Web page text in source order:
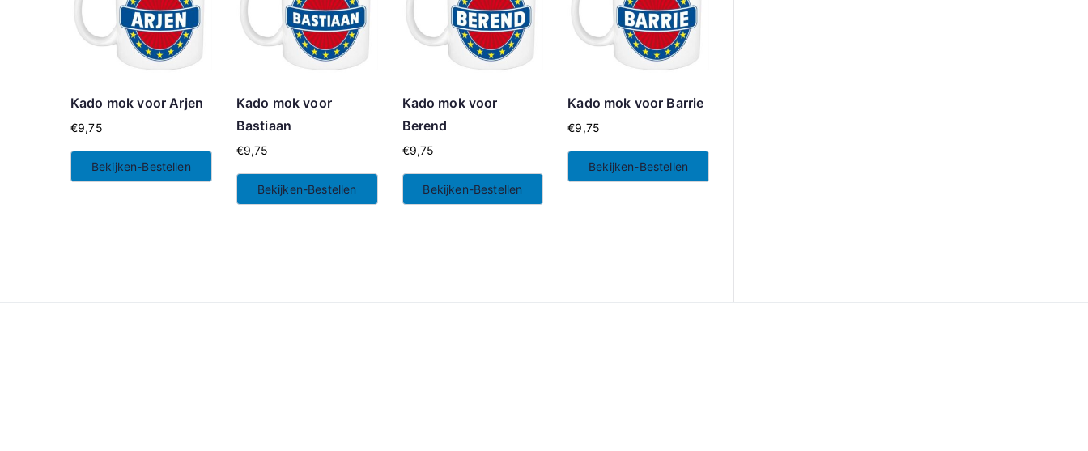
Kado mok voor Arjen
€9,75
Bekijken-Bestellen
Kado mok voor
Bastiaan
€9,75
Bekijken-Bestellen
Kado mok voor
Berend
€9,75
Bekijken-Bestellen
Kado mok voor Barrie
€9,75
Bekijken-Bestellen